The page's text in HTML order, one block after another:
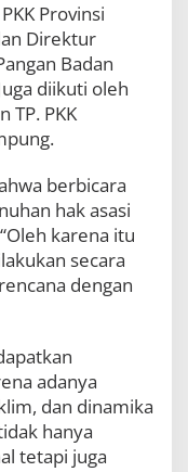
a
n
B
e
r
i
o
a
s
i
B
a
n
t
k
a
n
U
M
Provinsi
Direktur
Badan
diikuti oleh
TP. PKK
berbicara
hak asasi
karena itu
secara
dengan
adanya
dan dinamika
hanya
tetapi juga